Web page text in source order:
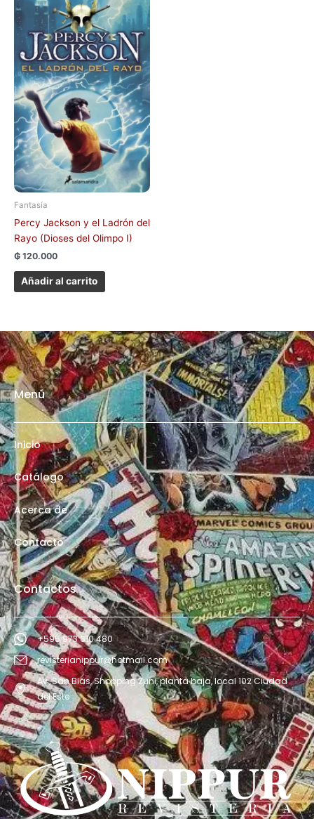
Fantasía
Percy Jackson y el Ladrón del
Rayo (Dioses del Olimpo I)
₲ 120.000
Añadir al carrito
Menú
Inicio
Catálogo
Acerca de
Contacto
Contactos
+595 973 610 480
revisterianippur@hotmail.com
Av. San Blás, Shopping Zuni, planta baja, local 102 Ciudad
del Este